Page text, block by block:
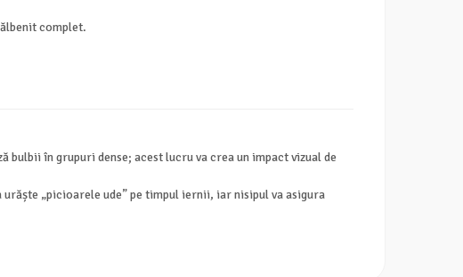
complet.
în grupuri dense; acest lucru va crea un impact vizual de
„picioarele ude” pe timpul iernii, iar nisipul va asigura